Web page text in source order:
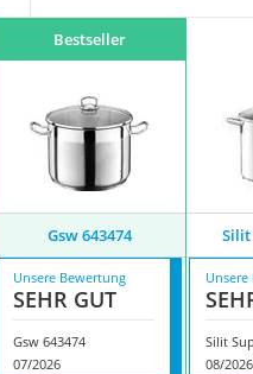
Bestseller
Gsw 643474
Unsere Bewertung
SEHR GUT
Gsw 643474
07/2026
Silit
08/2026